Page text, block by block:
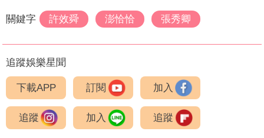
關鍵字 許效舜 澎恰恰 張秀卿
追蹤娛樂星聞
下載APP 訂閱 加入
追蹤 加入 追蹤